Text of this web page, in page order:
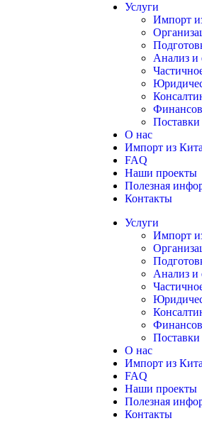
Услуги
Импорт
Анализ и
Поставки
О нас
Импорт из
FAQ
Наши проекты
Полезная
Контакты
Услуги
Импорт
Анализ и
Поставки
О нас
Импорт из
FAQ
Наши проекты
Полезная
Контакты